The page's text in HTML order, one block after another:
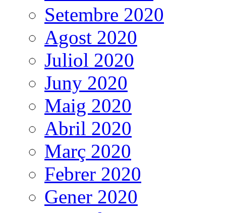
Setembre 2020
Agost 2020
Juliol 2020
Juny 2020
Maig 2020
Abril 2020
Març 2020
Febrer 2020
Gener 2020